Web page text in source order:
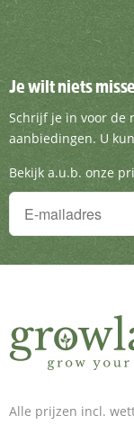
Je wilt niets
Schrijf je in
Je wilt niets
Schrijf je in voor de
aanbiedingen. U
Bekijk a.u.b. onze
Je wilt niets
Schrijf je in voor de
Alle prijzen incl.